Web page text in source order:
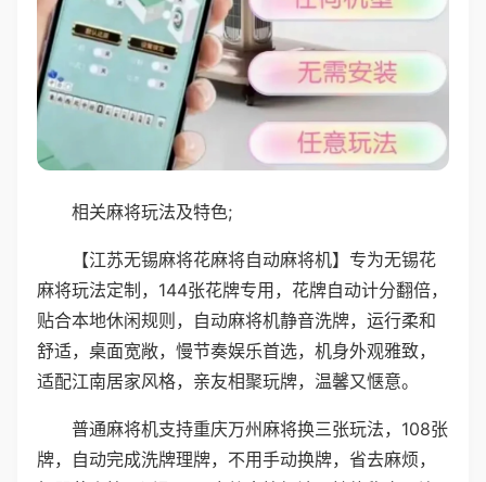
相关麻将玩法及特色;
【江苏无锡麻将花麻将自动麻将机】专为无锡花
麻将玩法定制，144张花牌专用，花牌自动计分翻倍，
贴合本地休闲规则，自动麻将机静音洗牌，运行柔和
舒适，桌面宽敞，慢节奏娱乐首选，机身外观雅致，
适配江南居家风格，亲友相聚玩牌，温馨又惬意。
普通麻将机支持重庆万州麻将换三张玩法，108张
牌，自动完成洗牌理牌，不用手动换牌，省去麻烦，